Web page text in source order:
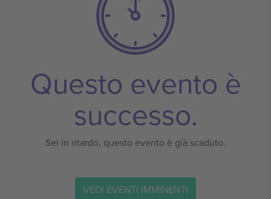
Questo evento è
successo.
Sei in ritardo, questo evento è già scaduto.
VEDI EVENTI IMMINENTI